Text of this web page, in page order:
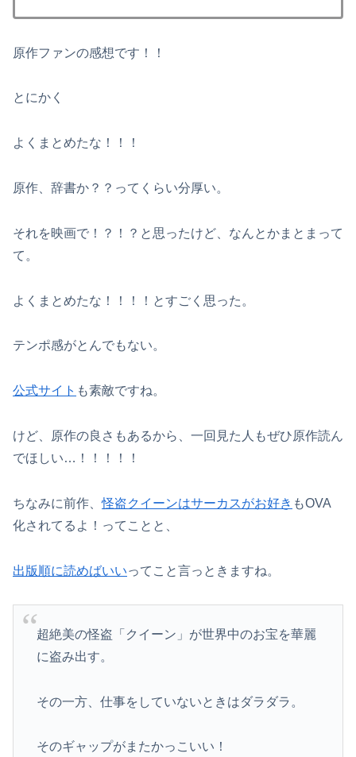
原作ファンの感想です！！
とにかく
よくまとめたな！！！
原作、辞書か？？ってくらい分厚い。
それを映画で！？！？と思ったけど、なんとかまとまって
て。
よくまとめたな！！！！とすごく思った。
テンポ感がとんでもない。
公式サイト も素敵ですね。
けど、原作の良さもあるから、一回見た人もぜひ原作読ん
でほしい…！！！！！
ちなみに前作、怪盗クイーンはサーカスがお好き もOVA
化されてるよ！ってことと、
出版順に読めばいいってこと言っときますね。
超絶美の怪盗「クイーン」が世界中のお宝を華麗
に盗み出す。
その一方、仕事をしていないときはダラダラ。
そのギャップがまたかっこいい！